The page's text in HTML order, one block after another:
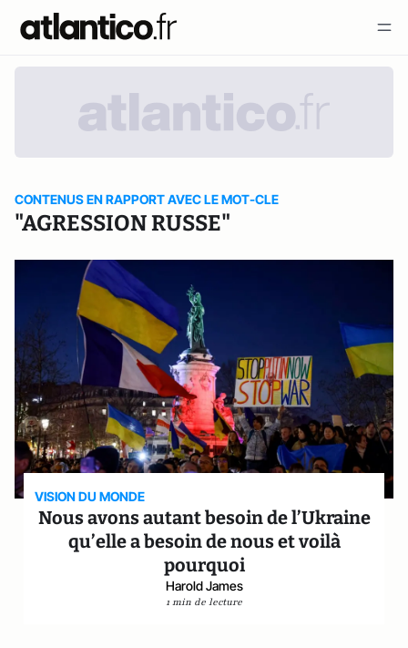
CONTENUS EN RAPPORT AVEC LE MOT-CLE
"AGRESSION RUSSE"
VISION DU MONDE
Nous avons autant besoin de l’Ukraine
qu’elle a besoin de nous et voilà
pourquoi
Harold James
1 min de lecture